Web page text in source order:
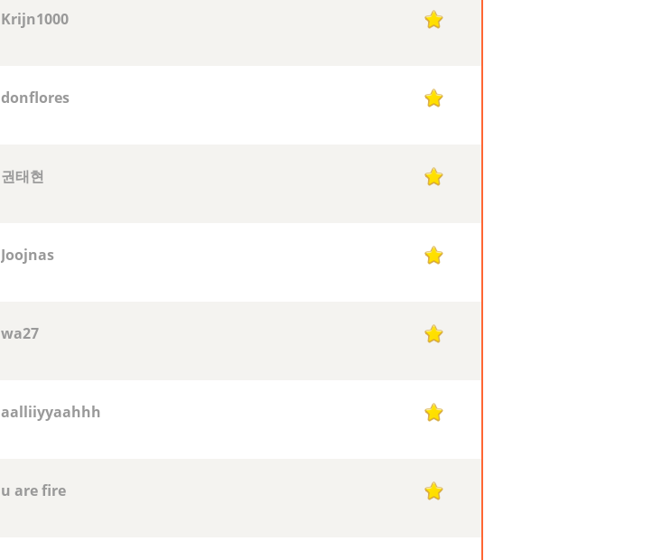
Krijn1000 1
donflores 1
권태현 1
Joojnas 1
wa27 1
aalliiyyaahhh 1
u are fire 1